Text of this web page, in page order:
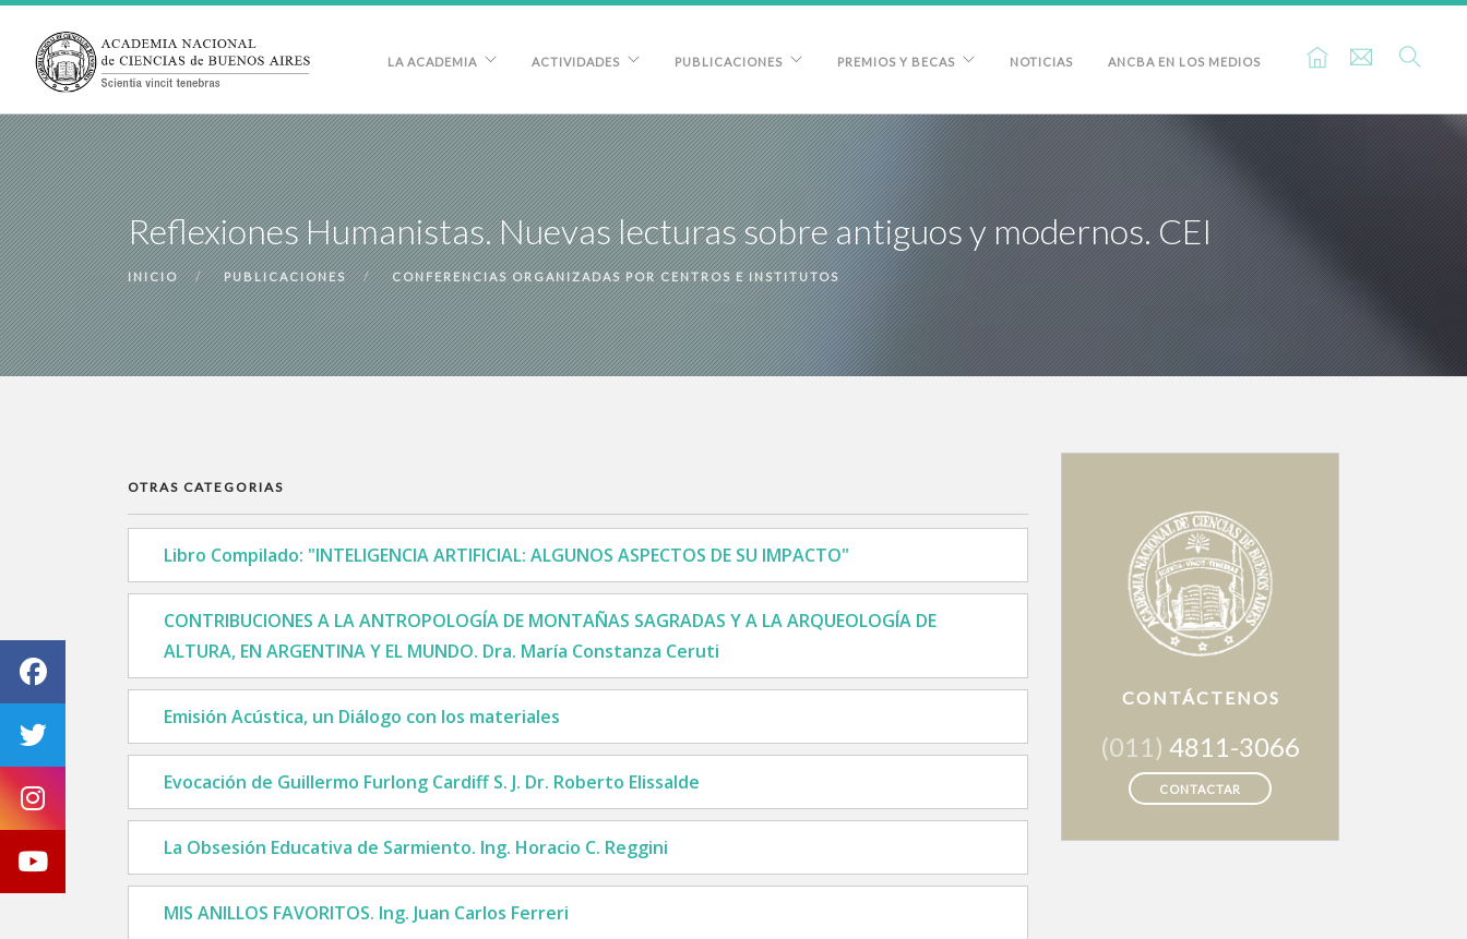
LA ACADEMIA ACTIVIDADES PUBLICACIONES PREMIOS Y BECAS NOTICIAS ANCBA EN LOS MEDIOS
Reflexiones Humanistas. Nuevas lecturas sobre antiguos y modernos. CEI
INICIO PUBLICACIONES CONFERENCIAS ORGANIZADAS POR CENTROS E INSTITUTOS
OTRAS CATEGORIAS
Libro Compilado: "INTELIGENCIA ARTIFICIAL: ALGUNOS ASPECTOS DE SU IMPACTO"
CONTRIBUCIONES A LA ANTROPOLOGÍA DE MONTAÑAS SAGRADAS Y A LA ARQUEOLOGÍA DE
ALTURA, EN ARGENTINA Y EL MUNDO. Dra. María Constanza Ceruti
Emisión Acústica, un Diálogo con los materiales
Evocación de Guillermo Furlong Cardiff S. J. Dr. Roberto Elissalde
La Obsesión Educativa de Sarmiento. Ing. Horacio C. Reggini
MIS ANILLOS FAVORITOS. Ing. Juan Carlos Ferreri
CONTÁCTENOS
(011) 4811-3066
CONTACTAR